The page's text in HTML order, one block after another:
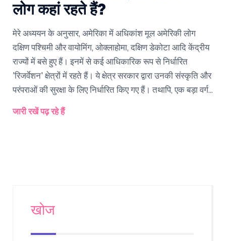
लोग कहां रहते हैं?
मेरे अध्ययन के अनुसार, अमेरिका में अधिकांश मूल अमेरिकी लोग
दक्षिण पश्चिमी और वायोमिंग, ओक्लाहोमा, दक्षिण डेकोटा आदि केंद्रीय
राज्यों में बसे हुए हैं। इनमें से कई आधिकारिक रूप से निर्धारित
'रिजर्वेशन' क्षेत्रों में रहते हैं। ये क्षेत्र सरकार द्वारा उनकी संस्कृति और
परंपराओं की सुरक्षा के लिए निर्धारित किए गए हैं। तथापि, एक बड़ा वर्ग
अब शहरी क्षेत्रों में रह रहा है क्योंकि वे शैक्षिक और रोजगार के अवसरों
जारी रखें पढ़ रहे हैं
खोज